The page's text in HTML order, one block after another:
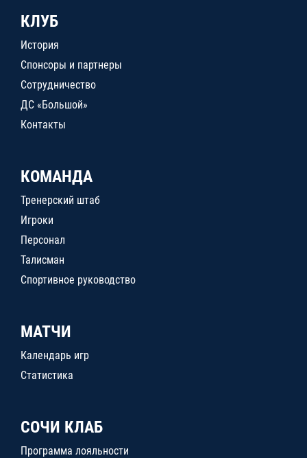
КЛУБ
История
Спонсоры и партнеры
Сотрудничество
ДС «Большой»
Контакты
КОМАНДА
Тренерский штаб
Игроки
Персонал
Талисман
Спортивное руководство
МАТЧИ
Календарь игр
Статистика
СОЧИ КЛАБ
Программа лояльности